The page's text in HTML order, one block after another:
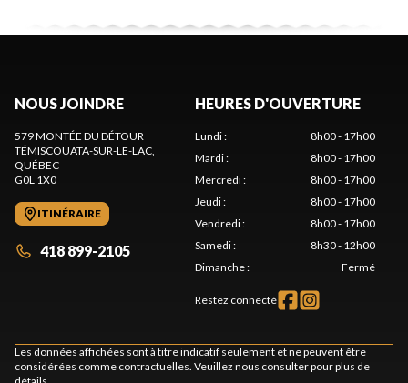
NOUS JOINDRE
579 MONTÉE DU DÉTOUR
TÉMISCOUATA-SUR-LE-LAC,
QUÉBEC
G0L 1X0
ITINÉRAIRE
418 899-2105
HEURES D'OUVERTURE
Lundi:
8h00 - 17h00
Mardi:
8h00 - 17h00
Mercredi:
8h00 - 17h00
Jeudi:
8h00 - 17h00
Vendredi:
8h00 - 17h00
Samedi:
8h30 - 12h00
Dimanche: Fermé
Restez connecté
Les données affichées sont à titre indicatif seulement et ne peuvent être
considérées comme contractuelles. Veuillez nous consulter pour plus de